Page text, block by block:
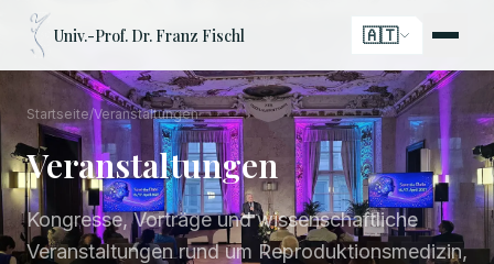
Univ.-Prof. Dr. Franz Fischl 🇦🇹
Startseite/Veranstaltungen
Veranstaltungen
Kongresse, Vorträge und wissenschaftliche
Veranstaltungen rund um Reproduktionsmedizin,